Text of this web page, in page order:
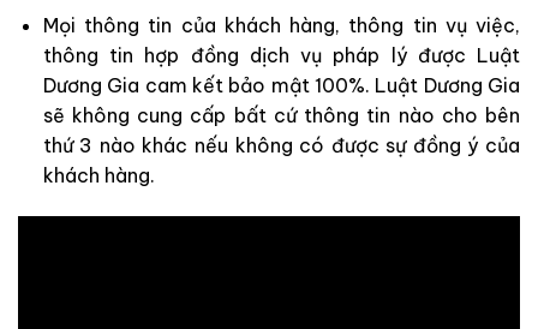
Mọi thông tin của khách hàng, thông tin vụ việc,
thông tin hợp đồng dịch vụ pháp lý được Luật
Dương Gia cam kết bảo mật 100%. Luật Dương Gia
sẽ không cung cấp bất cứ thông tin nào cho bên
thứ 3 nào khác nếu không có được sự đồng ý của
khách hàng.